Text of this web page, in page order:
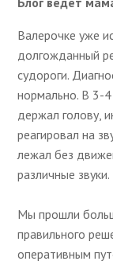
Валерочке уже
долгожданный
судороги.
нормально. В 3-4
держал голову,
реагировал на
лежал без
различные
Мы прошли
правильного
оперативным